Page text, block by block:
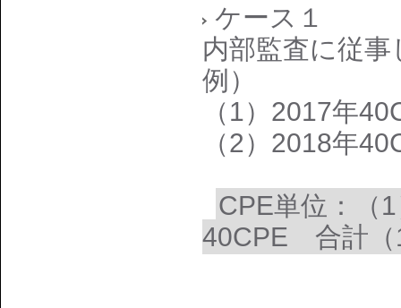
ケース１
内部監査に従
例）
（1）2017年
（2）2018年
CPE単位：（
40CPE 合計（